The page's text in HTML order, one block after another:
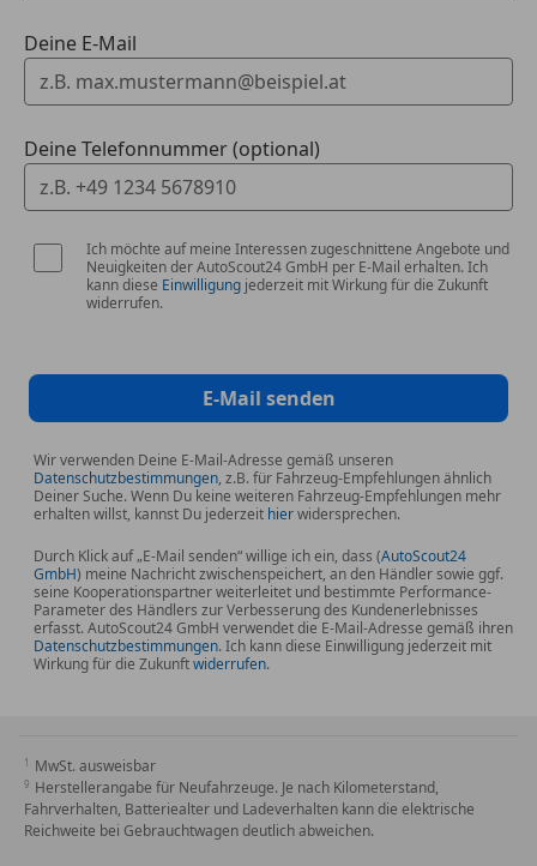
Deine E-Mail
Deine Telefonnummer (optional)
Ich möchte auf meine Interessen zugeschnittene Angebote und
Neuigkeiten der AutoScout24 GmbH per E-Mail erhalten. Ich
kann diese Einwilligung jederzeit mit Wirkung für die Zukunft
widerrufen.
E-Mail senden
Wir verwenden Deine E-Mail-Adresse gemäß unseren
Datenschutzbestimmungen, z.B. für Fahrzeug-Empfehlungen ähnlich
Deiner Suche. Wenn Du keine weiteren Fahrzeug-Empfehlungen mehr
erhalten willst, kannst Du jederzeit hierwidersprechen.
Durch Klick auf „E-Mail senden“ willige ich ein, dass (AutoScout24
GmbH) meine Nachricht zwischenspeichert, an den Händler sowie ggf.
seine Kooperationspartner weiterleitet und bestimmte Performance-
Parameter des Händlers zur Verbesserung des Kundenerlebnisses
erfasst. AutoScout24 GmbH verwendet die E-Mail-Adresse gemäß ihren
Datenschutzbestimmungen. Ich kann diese Einwilligung jederzeit mit
Wirkung für die Zukunftwiderrufen.
MwSt. ausweisbar
Herstellerangabe für Neufahrzeuge. Je nach Kilometerstand,
Fahrverhalten, Batteriealter und Ladeverhalten kann die elektrische
Reichweite bei Gebrauchtwagen deutlich abweichen.